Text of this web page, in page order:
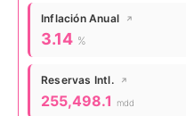
Inflación Anual ↗
Valor actual:
3.14 %
Reservas Intl. ↗
Valor actual:
255,498.1 mdd